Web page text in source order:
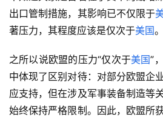
出口管制措施，其影响已不仅限于
著压力，其程度应该是仅次于美国。
之所以说欧盟的压力“仅次于美国”
中体现了区别对待：对部分欧盟企
应支持，但在涉及军事装备制造等
始终保持严格限制。因此，欧盟所